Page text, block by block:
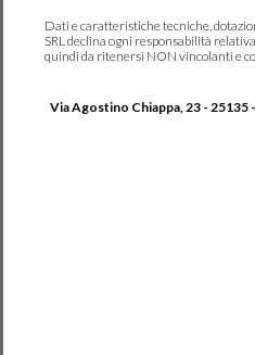
Dati e caratteristiche tecniche,
SRL declina ogni responsabilità
quindi da ritenersi NON vincolanti e
Via Agostino Chiappa, 23 - 25135